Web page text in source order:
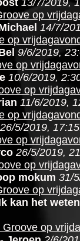
13/7/2019,
op
14/7/
op
9/6/2019,
op
10/6/2019,
op
11/6/2019,
op
26/5/2019,
op
26/5/2019,
op
mokum 31/
op
kan het weten
op